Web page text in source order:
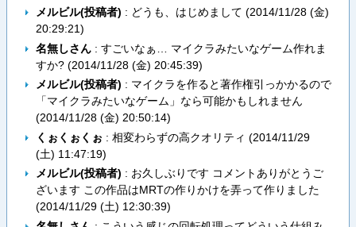
メルビル(投稿者) : どうも、はじめまして (2014/11/28 (金)
20:29:21)
名無しさん: すごいなぁ… マイクラみたいなゲーム作れま
すか? (2014/11/28 (金) 20:45:39)
メルビル(投稿者) : マイクラを作ると著作権引っかかるので
「マイクラみたいなゲーム」なら可能かもしれません
(2014/11/28 (金) 20:50:14)
くぉくぉくぉ : 相変わらずの高クオリティ (2014/11/29
(土) 11:47:19)
メルビル(投稿者) : お久しぶりです コメントありがとうご
ざいます この作品はMRTの作りかけを弄って作りました
(2014/11/29 (土) 12:30:39)